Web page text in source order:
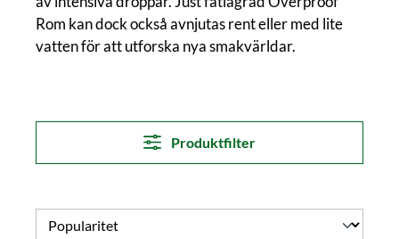
Rom kan dock också avnjutas rent eller med lite
vatten för att utforska nya smakvärldar.
Produktfilter